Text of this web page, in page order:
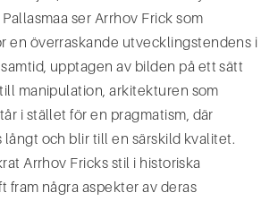
ser Arrhov Frick som
en överraskande utvecklingstendens i
upptagen av bilden på ett sätt
mani­pulation, arkitekturen som
i stället för en pragmatism, där
och blir till en särskild kvalitet.
Arrhov Fricks stil i historiska
fram några aspekter av deras